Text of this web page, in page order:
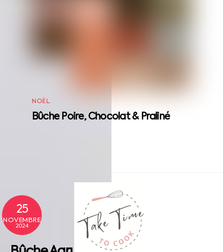
25
NOVEMBRE
2024
NOËL
Bûche Poire, Chocolat & Praliné
To
Top